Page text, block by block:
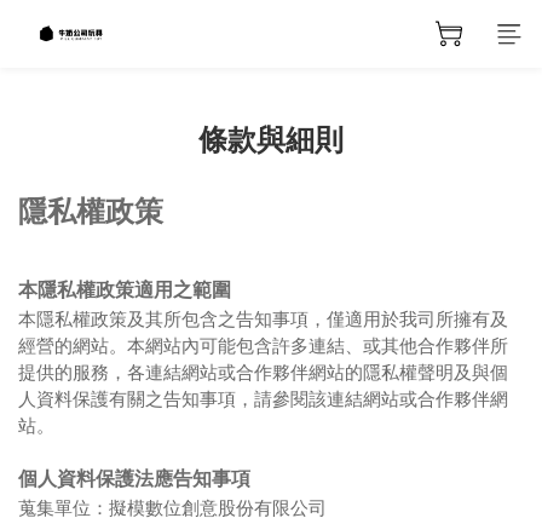
條款與細則
隱私權政策
本隱私權政策適用之範圍
本隱私權政策及其所包含之告知事項，僅適用於我司所擁有及
經營的網站。本網站內可能包含許多連結、或其他合作夥伴所
提供的服務，各連結網站或合作夥伴網站的隱私權聲明及與個
人資料保護有關之告知事項，請參閱該連結網站或合作夥伴網
站。
個人資料保護法應告知事項
蒐集單位：擬模數位創意股份有限公司